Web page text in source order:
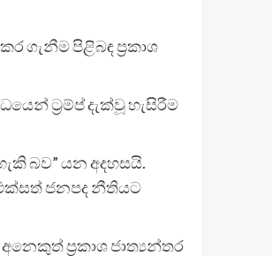
ගැනීම පිළිබඳ ප්‍රකාශ
ට්‍රම්ප් දැක්වූ හැසිරීම
බව” යන අදහසයි.
ජනපද නීතියට
ප්‍රකාශ ජාත්‍යන්තර